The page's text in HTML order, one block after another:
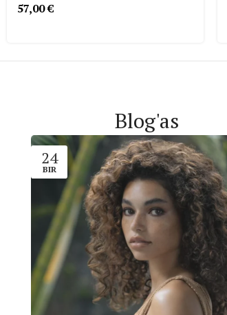
57,00€
Blog'as
24
BIR